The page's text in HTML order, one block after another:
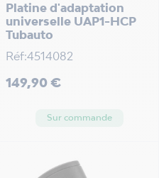
Platine d'adaptation
universelle UAP1-HCP
Tubauto
Réf:4514082
Prix
149,90 €
Sur commande